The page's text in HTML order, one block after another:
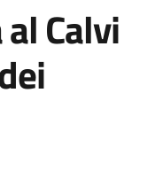
Calvi